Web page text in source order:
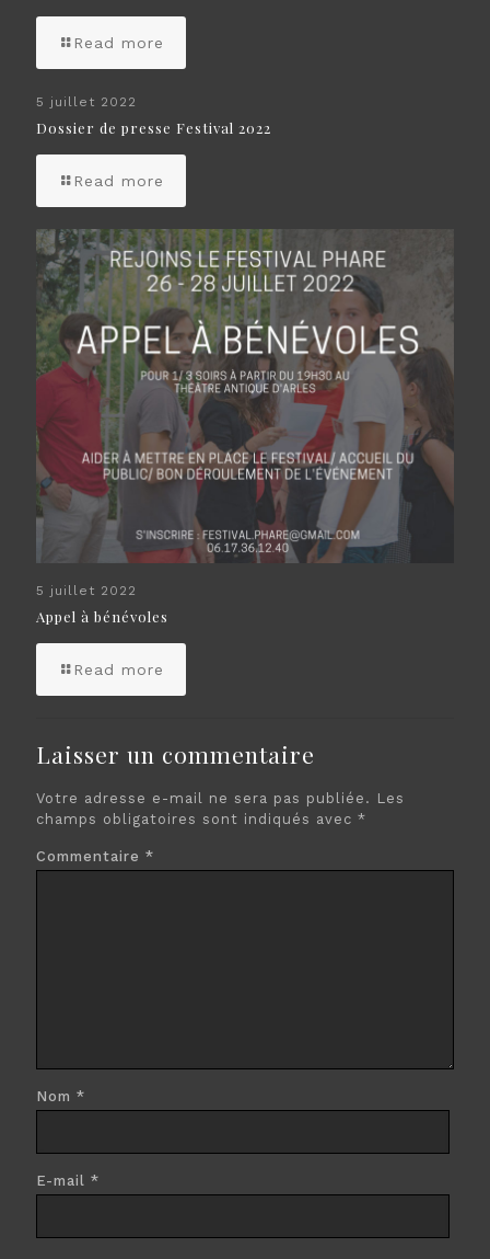
Read more
5 juillet 2022
Dossier de presse Festival 2022
Read more
5 juillet 2022
Appel à bénévoles
Read more
Laisser un commentaire
Votre adresse e-mail ne sera pas publiée. Les
champs obligatoires sont indiqués avec *
Commentaire *
Nom *
E-mail *